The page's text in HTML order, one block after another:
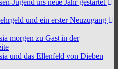
Jugend ins neue Jahr gestartet
und ein erster Neuzugang
morgen zu Gast in der
und das Ellenfeld von Dieben